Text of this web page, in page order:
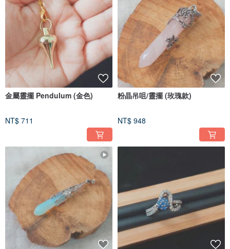
金屬靈擺 Pendulum (金色)
NT$ 711
粉晶吊咀/靈擺 (玫瑰款)
NT$ 948